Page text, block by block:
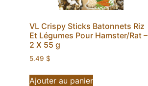
VL Crispy Sticks Batonnets Riz
Et Légumes Pour Hamster/Rat –
2 X 55 g
5.49 $
Ajouter au panier